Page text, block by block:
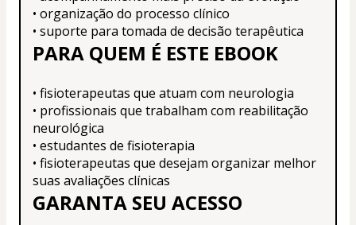
• organização do processo clínico
• suporte para tomada de decisão terapêutica
PARA QUEM É ESTE EBOOK
• fisioterapeutas que atuam com neurologia
• profissionais que trabalham com reabilitação
neurológica
• estudantes de fisioterapia
• fisioterapeutas que desejam organizar melhor
suas avaliações clínicas
GARANTA SEU ACESSO